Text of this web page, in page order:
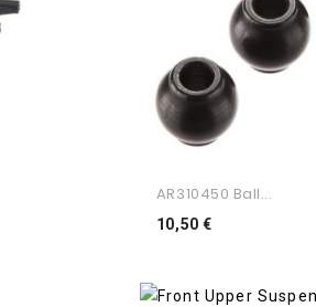
AR310450 Ball...
10,50 €Preço